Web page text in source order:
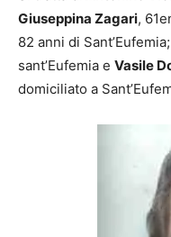
Giuseppina Zagari,
82 anni di Sant’Eufemia;
sant’Eufemia e Vasile
domiciliato a